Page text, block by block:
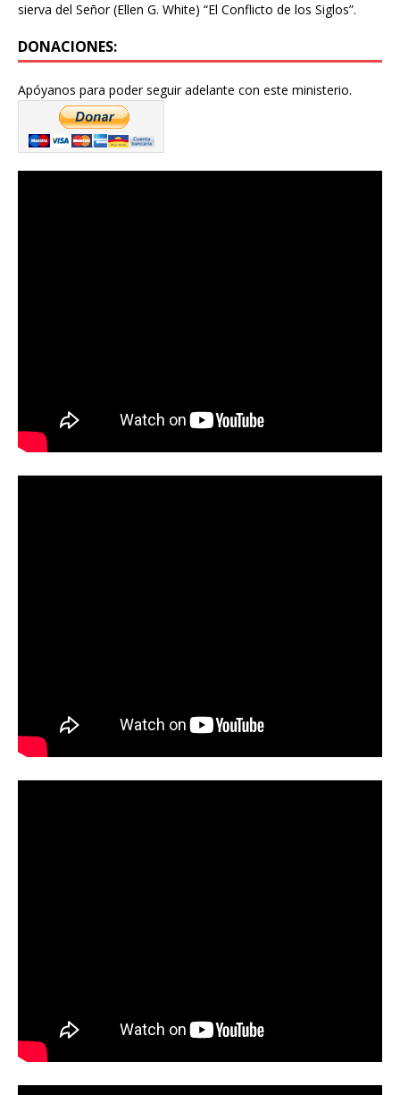
sierva del Señor (Ellen G. White) “El Conflicto de los Siglos”.
DONACIONES:
Apóyanos para poder seguir adelante con este ministerio.